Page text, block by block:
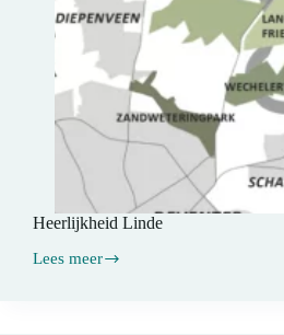
Heerlijkheid Linde
Lees meer
Heerlijkheid